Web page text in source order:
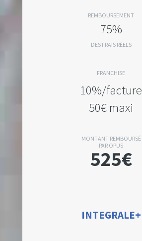
REMBOURSEMENT
75%
DES FRAIS RÉELS
FRANCHISE
10%/facture
50€ maxi
MONTANT REMBOURSÉ
PAR OPUS
525€
INTEGRALE+